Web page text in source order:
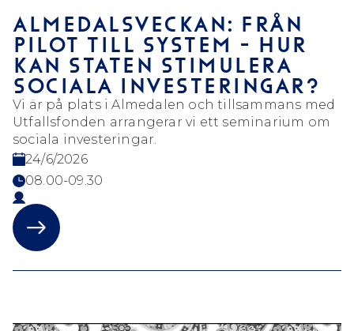
ALMEDALSVECKAN: FRÅN
PILOT TILL SYSTEM - HUR
KAN STATEN STIMULERA
SOCIALA INVESTERINGAR?
Vi är på plats i Almedalen och tillsammans med
Utfallsfonden arrangerar vi ett seminarium om
sociala investeringar.
24/6/2026
08.00-09.30